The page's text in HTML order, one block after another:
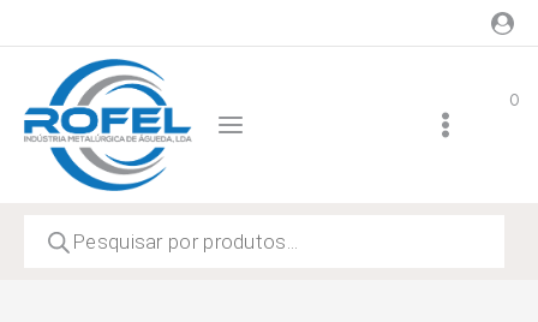
to
content
0
produits